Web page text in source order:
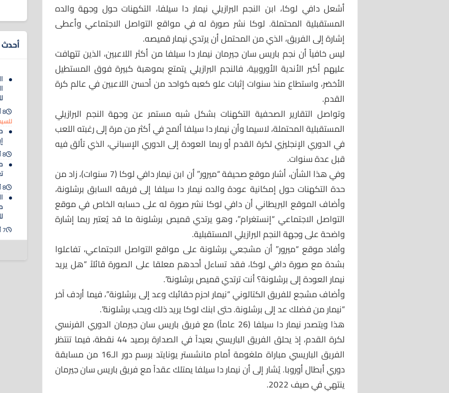
أشعل دافي لوكا، ابن النجم البرازيلي نيمار دا سيلفا، التكهنات حول وجهة والده
المستقبلية المحتملة. لوكا نشر صورة له في مواقع التواصل الاجتماعي وأعطى
إشارة إلى الفريق، الذي من المحتمل أن يرتدي نيمار قميصه.
ليس خافياً أن نجم باريس سان جيرمان نيمار دا سيلفا من أكثر اللاعبين، الذين تتهافت
عليهم أكبر الأندية الأوروبية، فالنجم البرازيلي يتمتع بموهبة كبيرة فوق المستطيل
الأخضر، واستطاع منذ سنوات إثبات علو كعبه كواحد من أحسن اللاعبين في عالم كرة
القدم.
وتواصل التقارير الصحفية التكهنات بشكل شبه مستمر عن وجهة النجم البرازيلي
المستقبلية المحتملة، لاسيما وأن نيمار دا سيلفا ألمح في أكثر من مرة إلى رغبته اللعب
في الدوري الإنجليزي لكرة القدم أو ربما العودة إلى الدوري الإسباني، الذي تألق فيه
قبل عدة سنوات.
وفي هذا الشأن، أشار موقع صحيفة “ميرور” أن ابن نيمار دافي لوكا (7 سنوات)، زاد من
حدة التكهنات حول إمكانية عودة والده نيمار دا سيلفا إلى فريقه السابق برشلونة،
وأضاف الموقع البريطاني أن دافي لوكا نشر صورة له على حسابه الخاص في موقع
التواصل الاجتماعي “إنستغرام”، وهو يرتدي قميص برشلونة ما قد يُعتبر ربما إشارة
واضحة على وجهة النجم البرازيلي المستقبلية.
وأفاد موقع “ميرور” أن مشجعي برشلونة على مواقع التواصل الاجتماعي، تفاعلوا
بشدة مع صورة دافي لوكا، فقد تساءل أحدهم معلقا على الصورة قائلاً “هل يريد
نيمار العودة إلى برشلونة؟ أنت ترتدي قميص برشلونة”.
وأضاف مشجع للفريق الكتالوني “نيمار احزم حقائبك وعد إلى برشلونة”، فيما أردف آخر
“نيمار من فضلك عد إلى برشلونة. حتى ابنك لوكا يريد ذلك ويحب برشلونة”.
هذا ويتصدر نيمار دا سيلفا (26 عاماً) مع فريق باريس سان جيرمان الدوري الفرنسي
لكرة القدم، إذ يحلق الفريق الباريسي بعيداً في الصدارة برصيد 44 نقطة، فيما تنتظر
الفريق الباريسي مباراة ملغومة أمام مانشستر يونايتد برسم دور الـ16 من مسابقة
دوري أبطال أوروبا. يُشار إلى أن نيمار دا سيلفا يمتلك عقداً مع فريق باريس سان جيرمان
ينتهي في صيف 2022.
أحدث
8 أغسطس 2026
8 أغسطس 2026
8 أغسطس 2026
7 أغسطس 2026